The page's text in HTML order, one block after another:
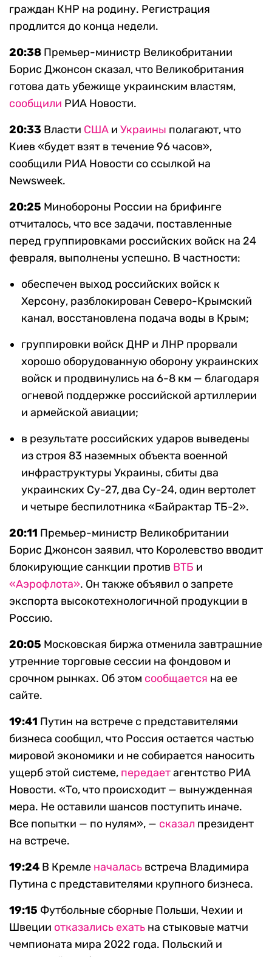
граждан КНР на родину. Регистрация
продлится до конца недели.
20:38 Премьер-министр Великобритании
Борис Джонсон сказал, что Великобритания
готова дать убежище украинским властям,
сообщили РИА Новости.
20:33 Власти США и Украины полагают, что
Киев «будет взят в течение 96 часов»,
сообщили РИА Новости со ссылкой на
Newsweek.
20:25 Минобороны России на брифинге
отчиталось, что все задачи, поставленные
перед группировками российских войск на 24
февраля, выполнены успешно. В частности:
обеспечен выход российских войск к
Херсону, разблокирован Северо-Крымский
канал, восстановлена подача воды в Крым;
группировки войск ДНР и ЛНР прорвали
хорошо оборудованную оборону украинских
войск и продвинулись на 6-8 км — благодаря
огневой поддержке российской артиллерии
и армейской авиации;
в результате российских ударов выведены
из строя 83 наземных объекта военной
инфраструктуры Украины, сбиты два
украинских Су-27, два Су-24, один вертолет
и четыре беспилотника «Байрактар ТБ-2».
20:11 Премьер-министр Великобритании
Борис Джонсон заявил, что Королевство вводит
блокирующие санкции против ВТБ и
«Аэрофлота». Он также объявил о запрете
экспорта высокотехнологичной продукции в
Россию.
20:05 Московская биржа отменила завтрашние
утренние торговые сессии на фондовом и
срочном рынках. Об этом сообщается на ее
сайте.
19:41 Путин на встрече с представителями
бизнеса сообщил, что Россия остается частью
мировой экономики и не собирается наносить
ущерб этой системе, передаетагентство РИА
Новости. «То, что происходит — вынужденная
мера. Не оставили шансов поступить иначе.
Все попытки — по нулям», — сказал президент
на встрече.
19:24 В Кремле началась встреча Владимира
Путина с представителями крупного бизнеса.
19:15 Футбольные сборные Польши, Чехии и
Швеции отказались ехать на стыковые матчи
чемпионата мира 2022 года. Польский и